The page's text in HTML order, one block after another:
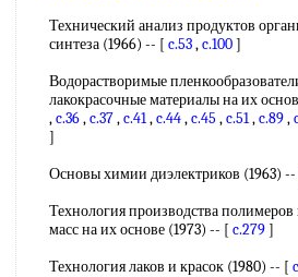
Технический анализ продуктов
синтеза (1966) -- [ c.53,c.100]
Водорастворимые
лакокрасочные материалы на их
,c.36,c.37,c.41,c.44,c.45 ,c.51,c.89,
]
Основы химии диэлектриков (1963)
Технология производства полимеров
масс на их основе (1973) -- [ c.279]
Технология лаков и красок (1980) -- [